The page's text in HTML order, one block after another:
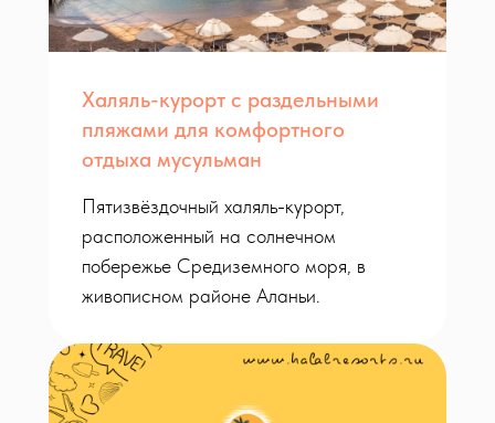
Халяль-курорт с раздельными
пляжами для комфортного
отдыха мусульман
Пятизвёздочный халяль-курорт,
расположенный на солнечном
побережье Средиземного моря, в
живописном районе Аланьи.